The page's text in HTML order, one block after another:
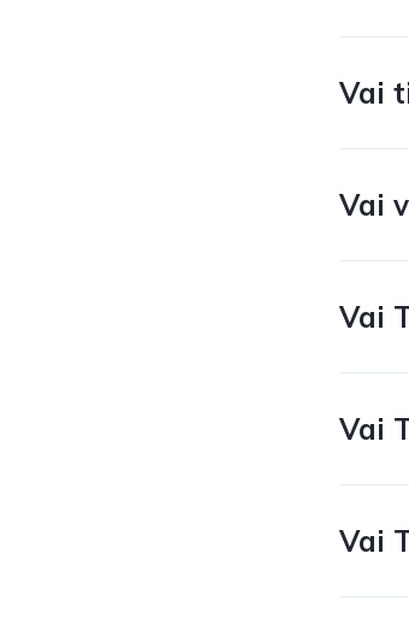
Vai
Vai
Vai
Vai
Vai